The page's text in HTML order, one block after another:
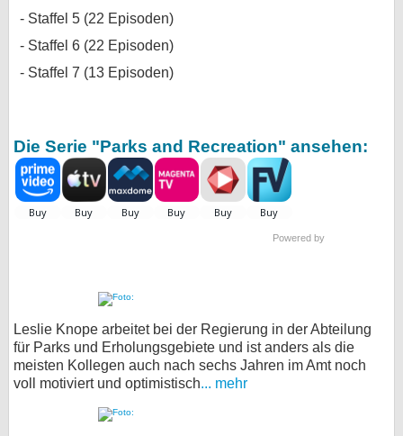
Staffel 5 (22 Episoden)
Staffel 6 (22 Episoden)
Staffel 7 (13 Episoden)
Die Serie "Parks and Recreation" ansehen:
Powered by
Leslie Knope arbeitet bei der Regierung in der Abteilung
für Parks und Erholungsgebiete und ist anders als die
meisten Kollegen auch nach sechs Jahren im Amt noch
voll motiviert und optimistisch... mehr